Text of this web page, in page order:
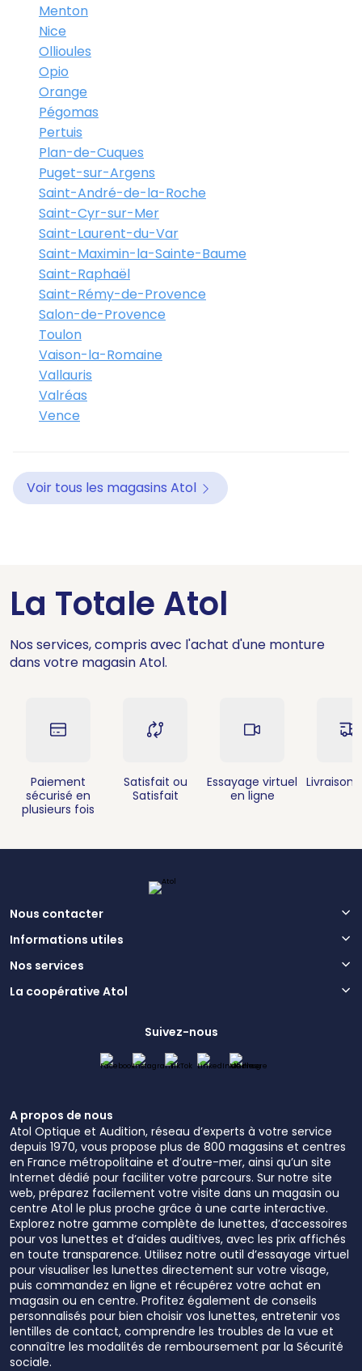
Menton
Nice
Ollioules
Opio
Orange
Pégomas
Pertuis
Plan-de-Cuques
Puget-sur-Argens
Saint-André-de-la-Roche
Saint-Cyr-sur-Mer
Saint-Laurent-du-Var
Saint-Maximin-la-Sainte-Baume
Saint-Raphaël
Saint-Rémy-de-Provence
Salon-de-Provence
Toulon
Vaison-la-Romaine
Vallauris
Valréas
Vence
Voir tous les magasins Atol
La Totale Atol
Nos services, compris avec l'achat d'une monture
dans votre magasin Atol.
Paiement
sécurisé en
plusieurs fois
Satisfait ou
Satisfait
Essayage virtuel
en ligne
Livraison
Nous contacter
Informations utiles
Nos services
La coopérative Atol
Suivez-nous
A propos de nous
Atol Optique et Audition, réseau d’experts à votre service
depuis 1970, vous propose plus de 800 magasins et centres
en France métropolitaine et d’outre-mer, ainsi qu’un site
Internet dédié pour faciliter votre parcours. Sur notre site
web, préparez facilement votre visite dans un magasin ou
centre Atol le plus proche grâce à une carte interactive.
Explorez notre gamme complète de lunettes, d’accessoires
pour vos lunettes et d’aides auditives, avec les prix affichés
en toute transparence. Utilisez notre outil d’essayage virtuel
pour visualiser les lunettes directement sur votre visage,
puis commandez en ligne et récupérez votre achat en
magasin ou en centre. Profitez également de conseils
personnalisés pour bien choisir vos lunettes, entretenir vos
lentilles de contact, comprendre les troubles de la vue et
connaître les modalités de remboursement par la Sécurité
sociale.